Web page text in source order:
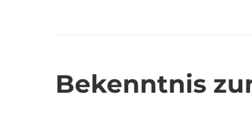
Bekenntnis